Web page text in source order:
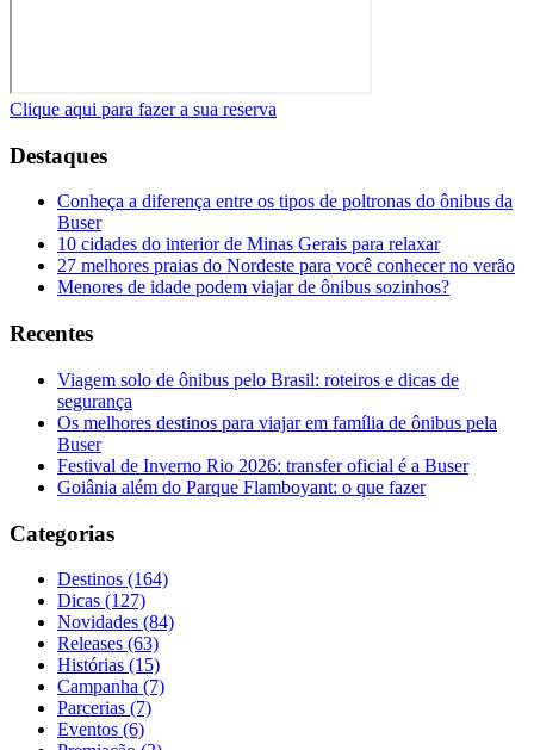
Clique aqui para fazer a sua reserva
Destaques
Conheça a diferença entre os tipos de poltronas do ônibus da
Buser
10 cidades do interior de Minas Gerais para relaxar
27 melhores praias do Nordeste para você conhecer no verão
Menores de idade podem viajar de ônibus sozinhos?
Recentes
Viagem solo de ônibus pelo Brasil: roteiros e dicas de
segurança
Os melhores destinos para viajar em família de ônibus pela
Buser
Festival de Inverno Rio 2026: transfer oficial é a Buser
Goiânia além do Parque Flamboyant: o que fazer
Categorias
Destinos (164)
Dicas (127)
Novidades (84)
Releases (63)
Histórias (15)
Campanha (7)
Parcerias (7)
Eventos (6)